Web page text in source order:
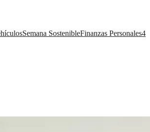
Semana SostenibleFinanzas Personales4